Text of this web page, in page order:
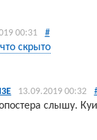
00:31 #
скрыто
13.09.2019 00:32
слышу.